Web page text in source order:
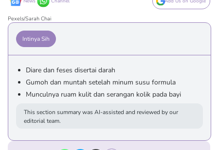
Pexels/Sarah Chai
Intinya Sih
Diare dan feses disertai darah
Gumoh dan muntah setelah minum susu formula
Munculnya ruam kulit dan serangan kolik pada bayi
This section summary was AI-assisted and reviewed by our
editorial team.